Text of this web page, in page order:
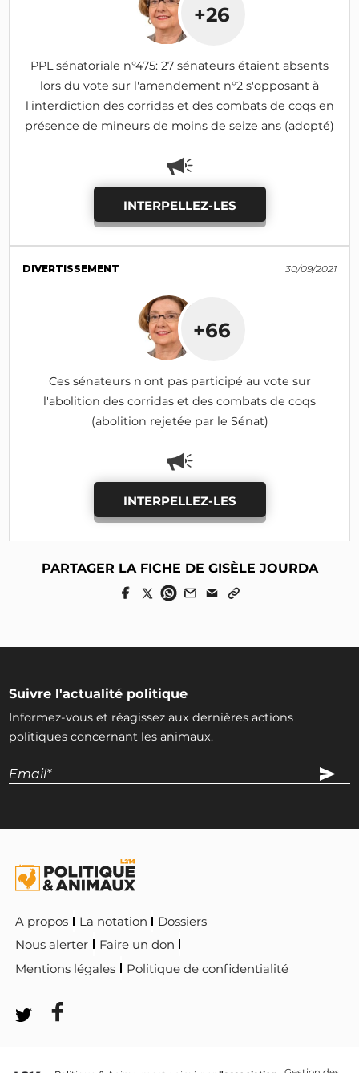
+26
PPL sénatoriale n°475: 27 sénateurs étaient absents
lors du vote sur l'amendement n°2 s'opposant à
l'interdiction des corridas et des combats de coqs en
présence de mineurs de moins de seize ans (adopté)
INTERPELLEZ-LES
DIVERTISSEMENT 30/09/2021
+66
Ces sénateurs n'ont pas participé au vote sur
l'abolition des corridas et des combats de coqs
(abolition rejetée par le Sénat)
INTERPELLEZ-LES
PARTAGER LA FICHE DE GISÈLE JOURDA
Suivre l'actualité politique
Informez-vous et réagissez aux dernières actions
politiques concernant les animaux.
A propos La notation
Dossiers
Nous alerter
Faire un don
Mentions légales
Politique de confidentialité